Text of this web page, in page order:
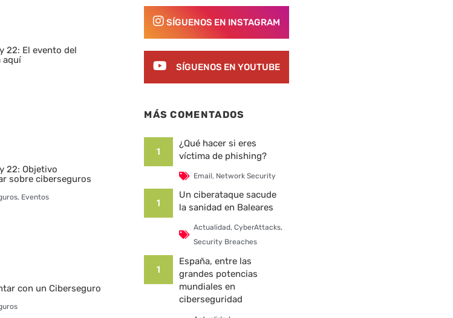
22: El evento del
aquí
22: Objetivo
sobre ciberseguros
, Eventos
con un Ciberseguro
SÍGUENOS EN INSTAGRAM
SÍGUENOS EN YOUTUBE
MÁS COMENTADOS
1
¿Qué hacer si eres
víctima de phishing?
Email, Network Security
1
Un ciberataque sacude
la sanidad en Baleares
Actualidad, CyberAttacks,
Security Breaches
1
España, entre las
grandes potencias
mundiales en
ciberseguridad